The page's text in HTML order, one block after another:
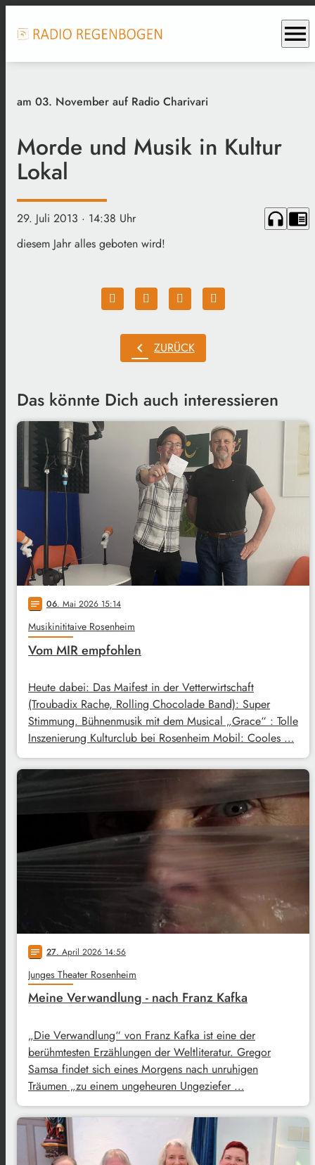
menu
am 03. November auf Radio Charivari
Morde und Musik in Kultur
Lokal
29. Juli 2013 · 14:38 Uhr headphones chrome_reader_mode
diesem Jahr alles geboten wird!
chevron_left ZURÜCK
Das könnte Dich auch interessieren
notes 06. Mai 2026 15:14
Musikinititaive Rosenheim
Vom MIR empfohlen
Heute dabei: Das Maifest in der Vetterwirtschaft
(Troubadix Rache, Rolling Chocolade Band): Super
Stimmung. Bühnenmusik mit dem Musical „Grace“ : Tolle
Inszenierung Kulturclub bei Rosenheim Mobil: Cooles …
notes 27. April 2026 14:56
Junges Theater Rosenheim
Meine Verwandlung - nach Franz Kafka
„Die Verwandlung“ von Franz Kafka ist eine der
berühmtesten Erzählungen der Weltliteratur. Gregor
Samsa findet sich eines Morgens nach unruhigen
Träumen „zu einem ungeheuren Ungeziefer …